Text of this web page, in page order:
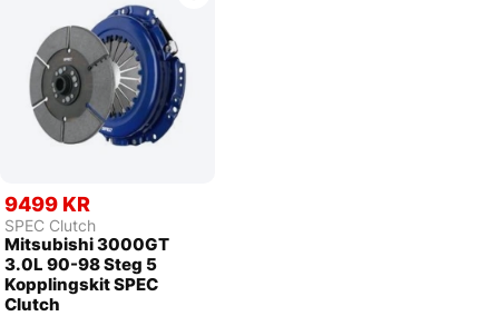
9499 KR
SPEC Clutch
Mitsubishi 3000GT
3.0L 90-98 Steg 5
Kopplingskit SPEC
Clutch